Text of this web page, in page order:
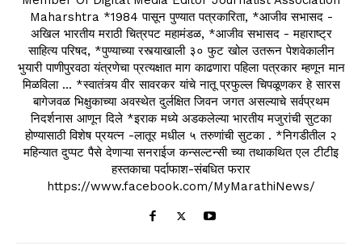
Maharshtra *1984 पासून पुण्यात पत्रकारिता, *आजीव सभासद -
अखिल भारतीय मराठी चित्रपट महामंडळ, *आजीव सभासद - महाराष्ट्र
साहित्य परिषद, *पुण्याच्या रस्त्याखाली ३० फुट खोल उतरून पेशवेकालीन
भुयारी पाणीपुरवठा यंत्रणेचा प्रत्यक्षात माग काढणारा पहिला पत्रकार म्हणून मान
मिळविला ... *स्वातंत्र्य वीर सावरकर यांचे नातू प्रफुल्ल चिपळूणकर हे सारस
बागेजवळ भिक्षुकाच्या अवस्थेत दुर्लक्षित जिवन जगत असल्याचे सर्वप्रथम
निदर्शनास आणून दिले *इराक मध्ये अडकलेल्या भारतीय मजुरांची सुटका
होण्यासाठी विशेष प्रयत्न -लातूर मधील ५ तरुणांची सुटका . *निगडीतील २
महिन्यात दुप्पट पैसे देणाऱ्या सनराईज कन्सल्टन्सी च्या तथाकथित एल टीटीइ
हस्तकाचा पर्दाफाश-संबधित फरार
https://www.facebook.com/MyMarathiNews/